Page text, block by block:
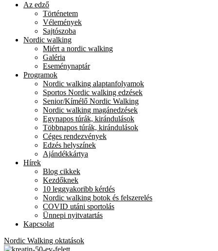
Az edző
Történetem
Vélemények
Sajtószoba
Nordic walking
Miért a nordic walking
Galéria
Eseménynaptár
Programok
Nordic walking alaptanfolyamok
Sportos Nordic walking edzések
Senior/Kímélő Nordic Walking
Nordic walking magánedzések
Egynapos túrák, kirándulások
Többnapos túrák, kirándulások
Céges rendezvények
Edzés helyszínek
Ajándékkártya
Hírek
Blog cikkek
Kezdőknek
10 leggyakoribb kérdés
Nordic walking botok és felszerelés
COVID utáni sportolás
Ünnepi nyitvatartás
Kapcsolat
Nordic Walking oktatások